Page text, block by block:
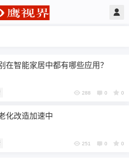
在智能家居中都有哪些应用？
288 0 0
化改造加速中
251 0 0